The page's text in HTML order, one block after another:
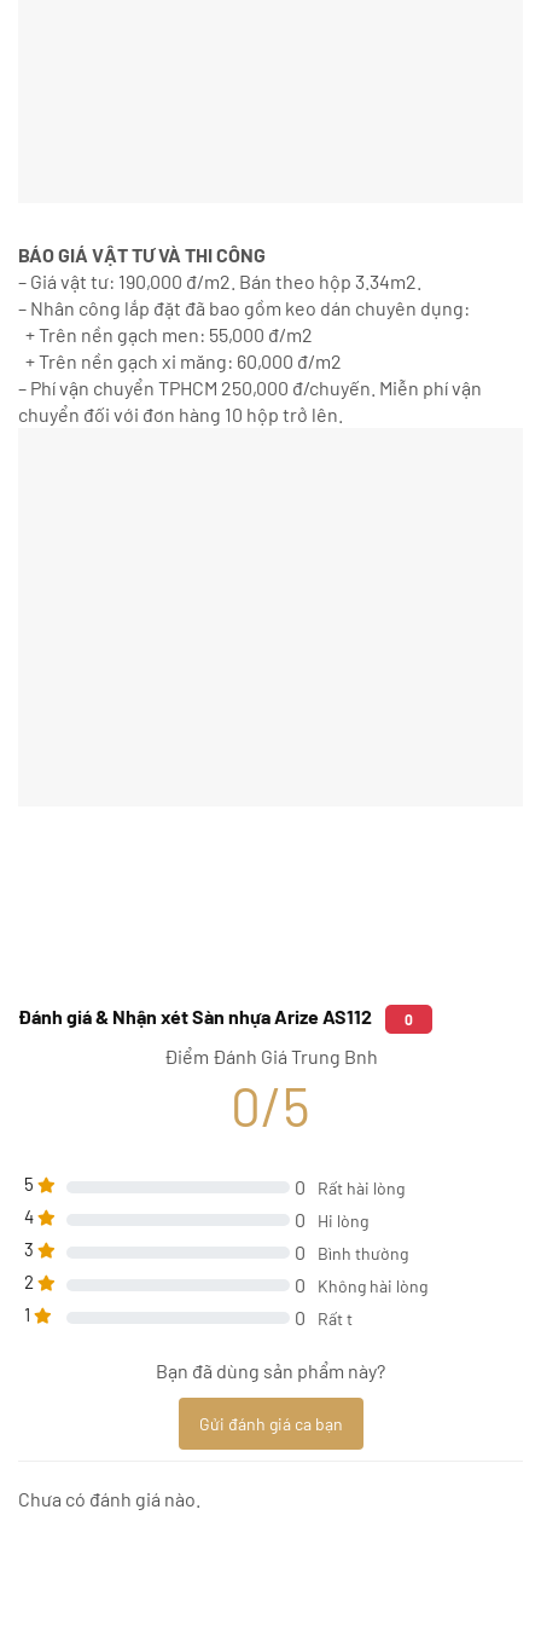
BÁO GIÁ VẬT TƯ VÀ THI CÔNG
– Giá vật tư: 190,000 đ/m2. Bán theo hộp 3.34m2.
– Nhân công lắp đặt đã bao gồm keo dán chuyên dụng:
+ Trên nền gạch men: 55,000 đ/m2
+ Trên nền gạch xi măng: 60,000 đ/m2
– Phí vận chuyển TPHCM 250,000 đ/chuyến. Miễn phí vận
chuyển đối với đơn hàng 10 hộp trở lên.
Đánh giá & Nhận xét Sàn nhựa Arize AS112 0
Điểm Đánh Giá Trung Bnh
0/5
5 0 Rất hài lòng
4 0 Hi lòng
3 0 Bình thường
2 0 Không hài lòng
1 0 Rất t
Bạn đã dùng sản phẩm này?
Gửi đánh giá ca bạn
Chưa có đánh giá nào.